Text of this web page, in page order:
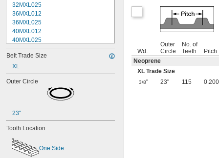
32MXL025
36MXL012
36MXL025
40MXL012
40MXL025
44MXL012
44MXL025
48MXL012
48MXL025
50XL025
52MXL025
56MXL012
56MXL025
60MXL012
60MXL025
60XL025
Belt Trade Size
XL
Outer Circle
23"
Tooth Location
One Side
Wd.
Outer
Circle
No. of
Teeth
Pitch
Neoprene
XL Trade Size
3/8" 23" 115